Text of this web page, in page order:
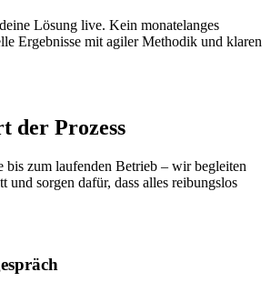
Lösung live. Kein monatelanges
Ergebnisse mit agiler Methodik und klaren
der Prozess
bis zum laufenden Betrieb – wir begleiten
und sorgen dafür, dass alles reibungslos